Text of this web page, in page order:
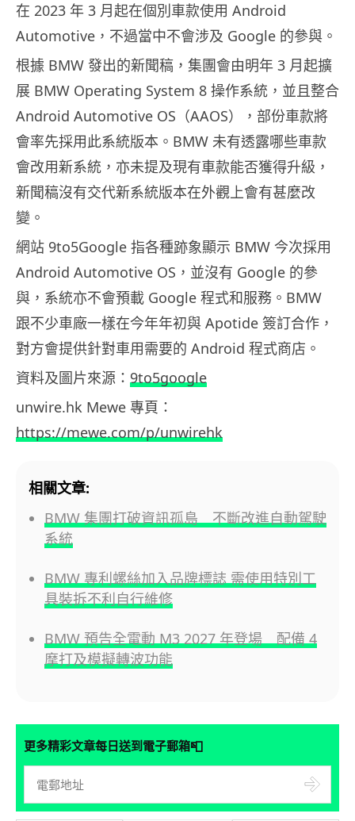
在 2023 年 3 月起在個別車款使用 Android
Automotive，不過當中不會涉及 Google 的參與。
根據 BMW 發出的新聞稿，集團會由明年 3 月起擴
展 BMW Operating System 8 操作系統，並且整合
Android Automotive OS（AAOS），部份車款將
會率先採用此系統版本。BMW 未有透露哪些車款
會改用新系統，亦未提及現有車款能否獲得升級，
新聞稿沒有交代新系統版本在外觀上會有甚麼改
變。
網站 9to5Google 指各種跡象顯示 BMW 今次採用
Android Automotive OS，並沒有 Google 的參
與，系統亦不會預載 Google 程式和服務。BMW
跟不少車廠一樣在今年年初與 Apotide 簽訂合作，
對方會提供針對車用需要的 Android 程式商店。
資料及圖片來源： 9to5google
unwire.hk Mewe 專頁：
https://mewe.com/p/unwirehk
相關文章:
BMW 集團打破資訊孤島 不斷改進自動駕駛
系統
BMW 專利螺絲加入品牌標誌 需使用特別工
具裝拆不利自行維修
BMW 預告全電動 M3 2027 年登場 配備 4
摩打及模擬轉波功能
更多精彩文章每日送到電子郵箱📮